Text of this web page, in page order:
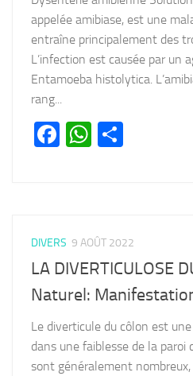
appelée amibiase, est une
entraîne principalement des
L’infection est causée par un
Entamoeba histolytica.
rang...
Facebook
WhatsApp
DIVERS 9 AOÛT 2022
LA DIVERTICULOSE
Naturel:
Le diverticule du côlon est
dans une faiblesse de la paroi
sont généralement